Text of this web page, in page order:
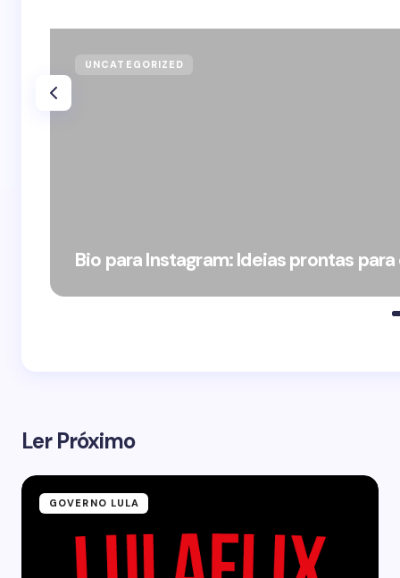
UNCATEGORIZED
Bio para Instagram: Ideias prontas
Ler Próximo
GOVERNO LULA